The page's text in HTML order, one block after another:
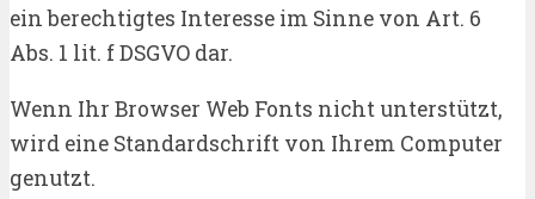
ein berechtigtes Interesse im Sinne von Art. 6
Abs. 1 lit. f DSGVO dar.
Wenn Ihr Browser Web Fonts nicht unterstützt,
wird eine Standardschrift von Ihrem Computer
genutzt.